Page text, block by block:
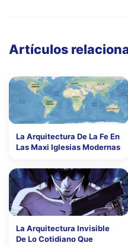
Artículos
La Arquitectura De La Fe En
Las Maxi Iglesias Modernas
La Arquitectura Invisible
De Lo Cotidiano Que